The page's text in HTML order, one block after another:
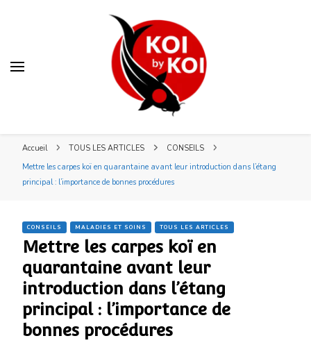
Blog KOI by KOI
Accueil TOUS LES ARTICLES
CONSEILS
Mettre les carpes koï en quarantaine avant leur introduction dans l’étang
principal : l’importance de bonnes procédures
CONSEILS MALADIES ET SOINS TOUS LES ARTICLES
Mettre les carpes koï en
quarantaine avant leur
introduction dans l’étang
principal : l’importance de
bonnes procédures